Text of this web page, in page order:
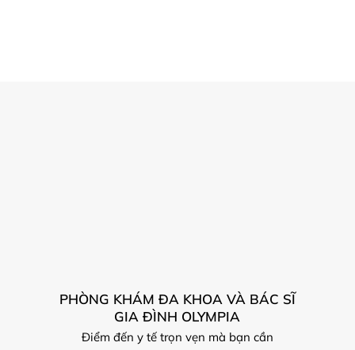
PHÒNG KHÁM ĐA KHOA VÀ BÁC SĨ
GIA ĐÌNH OLYMPIA
Điểm đến y tế trọn vẹn mà bạn cần